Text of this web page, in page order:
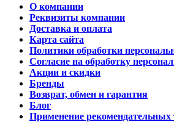
О компании
Реквизиты компании
Доставка и оплата
Карта сайта
Политики обработки
Согласие на обработку
Акции и скидки
Бренды
Возврат, обмен и гарантия
Блог
Применение рекомендательных